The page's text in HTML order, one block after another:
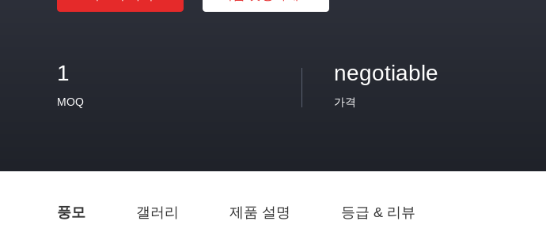
1
MOQ
negotiable
가격
풍모 갤러리 제품 설명 등급 & 리뷰